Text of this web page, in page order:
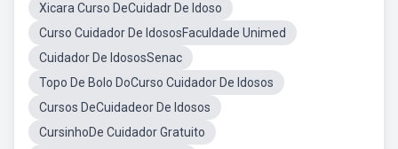
Xicara Curso DeCuidadr De Idoso
Curso Cuidador De IdososFaculdade Unimed
Cuidador De IdososSenac
Topo De Bolo DoCurso Cuidador De Idosos
Cursos DeCuidadeor De Idosos
CursinhoDe Cuidador Gratuito